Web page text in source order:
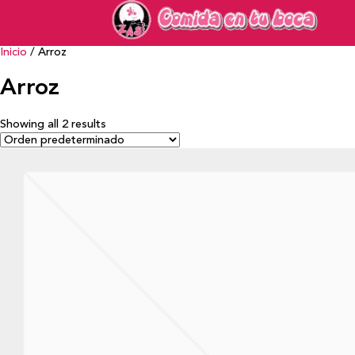
Inicio / Arroz
Arroz
Showing all 2 results